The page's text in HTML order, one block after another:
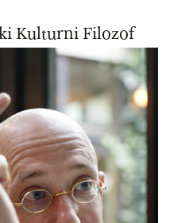
Kulturni Filozof